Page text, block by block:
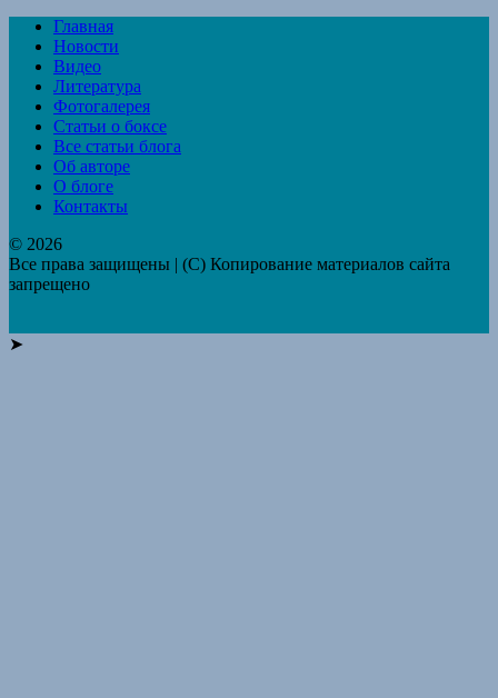
Главная
Новости
Видео
Литература
Фотогалерея
Статьи о боксе
Все статьи блога
Об авторе
О блоге
Контакты
© 2026
Все права защищены | (C) Копирование материалов сайта
запрещено
➤